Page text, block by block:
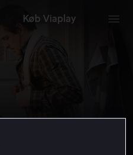
Køb Viaplay